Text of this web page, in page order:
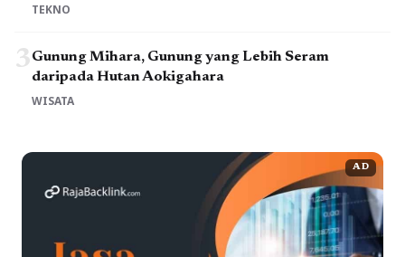
TEKNO
3Gunung Mihara, Gunung yang Lebih Seram
daripada Hutan Aokigahara
WISATA
AD